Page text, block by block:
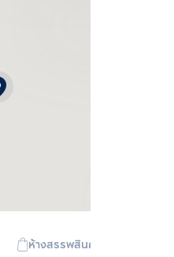
ห้างสรรพสินค้า